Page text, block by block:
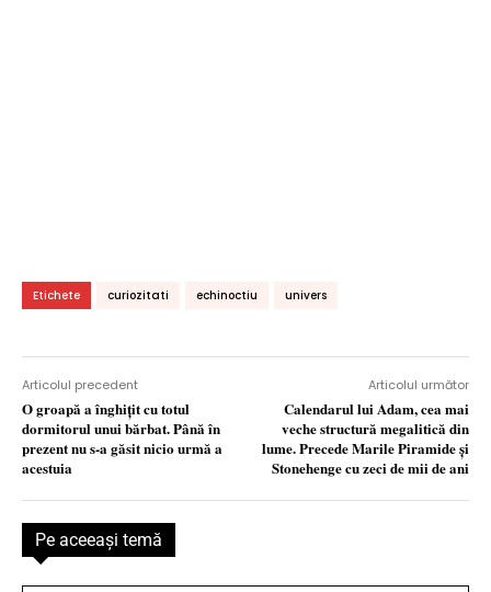
Etichete curiozitati echinoctiu univers
Articolul precedent
O groapă a înghițit cu totul
dormitorul unui bărbat. Până în
prezent nu s-a găsit nicio urmă a
acestuia
Articolul următor
Calendarul lui Adam, cea mai
veche structură megalitică din
lume. Precede Marile Piramide şi
Stonehenge cu zeci de mii de ani
Pe aceeaşi temă